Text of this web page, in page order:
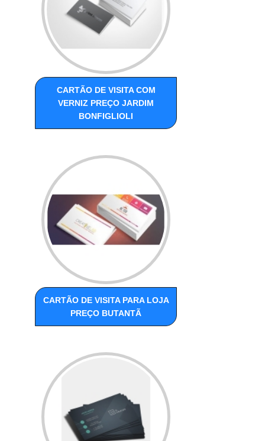
CARTÃO DE VISITA COM
VERNIZ PREÇO JARDIM
BONFIGLIOLI
CARTÃO DE VISITA PARA LOJA
PREÇO BUTANTÃ